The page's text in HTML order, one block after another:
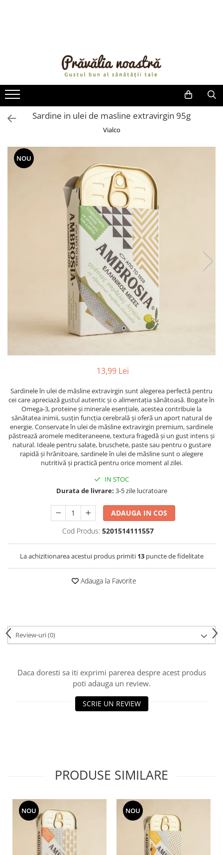
ULEIURI ȘI UNTURI
MĂSLINE
NUCI ȘI SEMINȚE
FRUCTE DESHIDRATATE
FRUCTE LA CONSERVĂ
OȚETURI ȘI SOSURI
FĂINĂ FĂRĂ GLUTEN
BĂUTURI / LAPTE VEGETAL
CREME ȘI PASTE TARTINABILE
CIOCOLATĂ ȘI CACAO
REMEDII NATURISTE
TOATE PRODUSELE
Sardine in ulei de masline extravirgin 95g
Vialco
NOU
13,99 Lei
Sardinele în ulei de măsline extravirgin sunt alegerea perfectă pentru
cei care apreciază gustul autentic și o alimentația sănătoasă. Bogate în
Omega-3, proteine și minerale esențiale, acestea contribuie la
sănătatea inimii, susțin funcția cerebrală și oferă un aport natural de
energie. Conservate în ulei de măsline extravirgin premium, sardinele
păstrează aromele mediteraneene, textura fragedă și un gust intens și
natural. Ideale pentru salate, bruschete, paste sau pentru o gustare
rapidă și hrănitoare, sardinele în ulei de măsline sunt o alegere
nutritivă și practică pentru orice moment al zilei.
IN STOC
Durata de livrare: 3-5 zile lucratoare
ADAUGA IN COS
Cod Produs: 5201514111557
La achizitionarea acestui produs primiti 13puncte de fidelitate
Adauga la Favorite
Review-uri(0)
Daca doresti sa iti exprimi parerea despre acest produs
poti adauga un review.
SCRIE UN REVIEW
PRODUSE SIMILARE
NOU NOU